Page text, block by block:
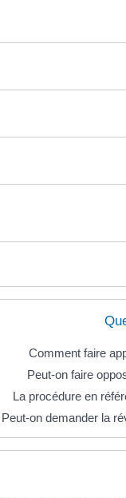
Comment faire
Peut-on faire
La procédure en
Peut-on demander la